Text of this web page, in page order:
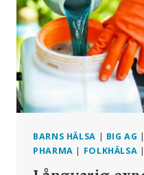
LÖNAR
SIG
FÖR
BARNS HÄLSA | BIG AG |
PHARMA | FOLKHÄLSA |